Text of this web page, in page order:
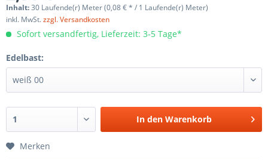
Inhalt:30 Laufende(r) Meter (0,08 € * / 1 Laufende(r) Meter)
inkl. MwSt.zzgl. Versandkosten
Sofort versandfertig, Lieferzeit: 3-5 Tage*
Edelbast:
In den Warenkorb
Merken